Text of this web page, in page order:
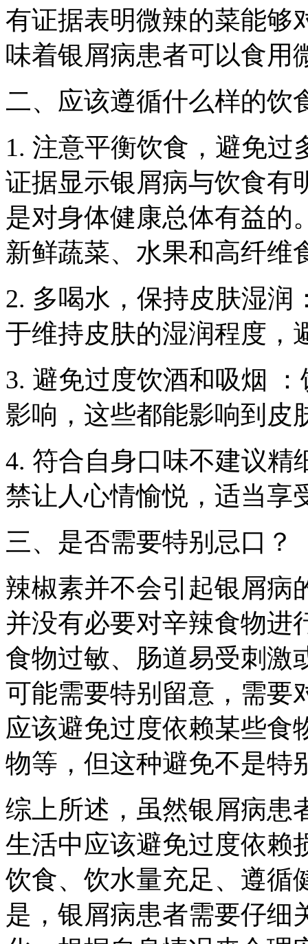
有证据表明微辣的菜能够
味着银屑病患者可以食用
二、应该遵循什么样的饮
1. 注意平衡饮食，避免
证据显示银屑病与饮食有
是对身体健康总体有益的
新鲜蔬菜、水果和高纤维
2. 多喝水，保持皮肤湿润
于维持皮肤的湿润程度，
3. 避免过度饮酒和吸烟
影响，这些都能影响到皮
4. 符合自身口味不建议精
禁让人心情愉悦，适当享
三、是否需要特别忌口？
辣椒素并不会引起银屑病
并没有必要对辛辣食物进
食物过敏、肠道易受刺激
可能需要特别留意，需要
应该避免过度依赖某些食
物等，但这种避免不是特
综上所述，虽然银屑病患
生活中应该避免过度依赖
饮食、饮水量充足、遵循
是，银屑病患者需要仔细